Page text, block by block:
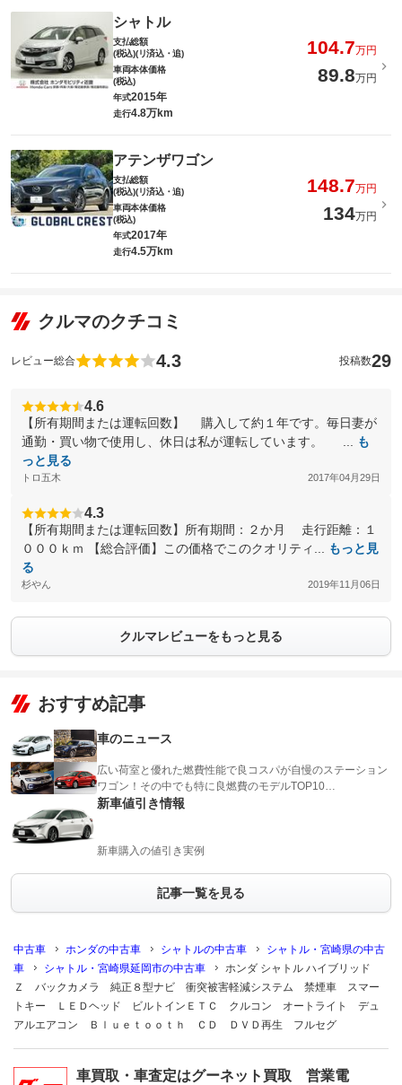
シャトル
支払総額
(税込)(リ済込・追)
104.7万円
車両本体価格
(税込)
89.8万円
年式2015年
走行4.8万km
アテンザワゴン
支払総額
(税込)(リ済込・追)
148.7万円
車両本体価格
(税込)
134万円
年式2017年
走行4.5万km
クルマのクチコミ
レビュー総合 4.3 投稿数29
4.6
【所有期間または運転回数】 購入して約１年です。毎日妻が
通勤・買い物で使用し、休日は私が運転しています。 ...
も
っと見る
トロ五木 2017年04月29日
4.3
【所有期間または運転回数】所有期間：２か月 走行距離：１
０００ｋｍ 【総合評価】この価格でこのクオリティ...
もっと見
る
杉やん 2019年11月06日
クルマレビューをもっと見る
おすすめ記事
車のニュース
広い荷室と優れた燃費性能で良コスパが自慢のステーション
ワゴン！その中でも特に良燃費のモデルTOP10…
新車値引き情報
新車購入の値引き実例
記事一覧を見る
中古車 ホンダの中古車 シャトルの中古車
シャトル・宮崎県の中古
車
シャトル・宮崎県延岡市の中古車
ホンダ シャトル ハイブリッド
Ｚ バックカメラ 純正８型ナビ 衝突被害軽減システム 禁煙車 スマー
トキー ＬＥＤヘッド ビルトインＥＴＣ クルコン オートライト デュ
アルエアコン Ｂｌｕｅｔｏｏｔｈ ＣＤ ＤＶＤ再生 フルセグ
車買取・車査定はグーネット買取 営業電